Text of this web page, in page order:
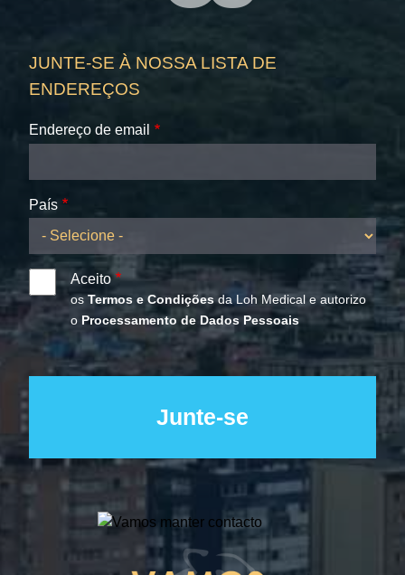
JUNTE-SE À NOSSA LISTA DE
ENDEREÇOS
Endereço de email
País
Aceito
osTermos e Condiçõesda Loh Medical e autorizo
o Processamento de Dados Pessoais